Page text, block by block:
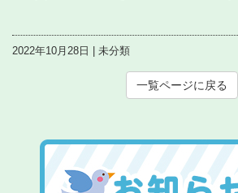
2022年10月28日 | 未分類
一覧ページに戻る